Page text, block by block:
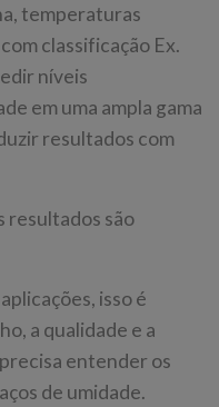
temperaturas
classificação Ex.
níveis
em uma ampla gama
resultados com
resultados são
isso é
a qualidade e a
entender os
de umidade.